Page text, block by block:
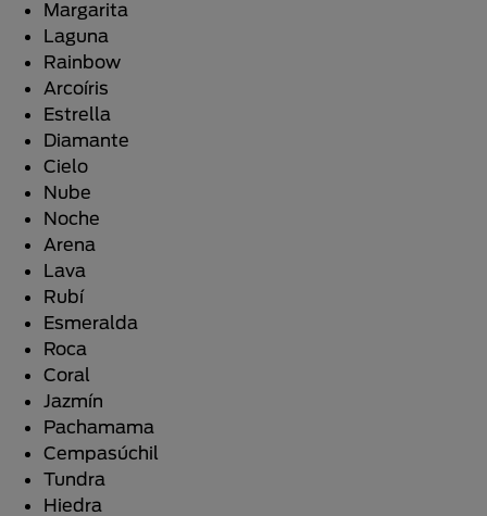
Margarita
Laguna
Rainbow
Arcoíris
Estrella
Diamante
Cielo
Nube
Noche
Arena
Lava
Rubí
Esmeralda
Roca
Coral
Jazmín
Pachamama
Cempasúchil
Tundra
Hiedra